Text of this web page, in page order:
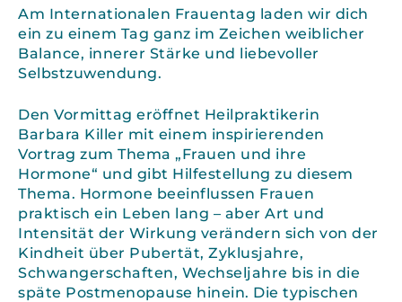
Am Internationalen Frauentag laden wir dich
ein zu einem Tag ganz im Zeichen weiblicher
Balance, innerer Stärke und liebevoller
Selbstzuwendung.
Den Vormittag eröffnet Heilpraktikerin
Barbara Killer mit einem inspirierenden
Vortrag zum Thema „Frauen und ihre
Hormone“ und gibt Hilfestellung zu diesem
Thema. Hormone beeinflussen Frauen
praktisch ein Leben lang – aber Art und
Intensität der Wirkung verändern sich von der
Kindheit über Pubertät, Zyklusjahre,
Schwangerschaften, Wechseljahre bis in die
späte Postmenopause hinein. Die typischen